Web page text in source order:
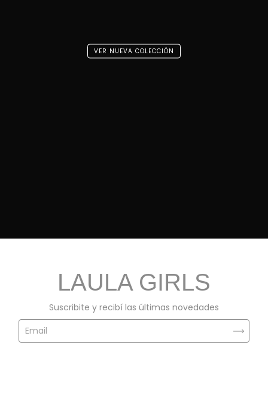
VER NUEVA COLECCIÓN
LAULA GIRLS
Suscribite y recibí las últimas novedades